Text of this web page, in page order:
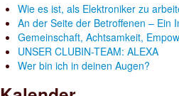
Wie es ist, als Elektroniker zu
An der Seite der Betroffenen – Ein
Gemeinschaft, Achtsamkeit,
UNSER CLUBIN-TEAM: ALEXA
Wer bin ich in deinen Augen?